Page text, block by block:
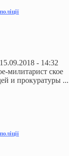
15.09.2018 - 14:32
милитарист ское
и прокуратуры ...